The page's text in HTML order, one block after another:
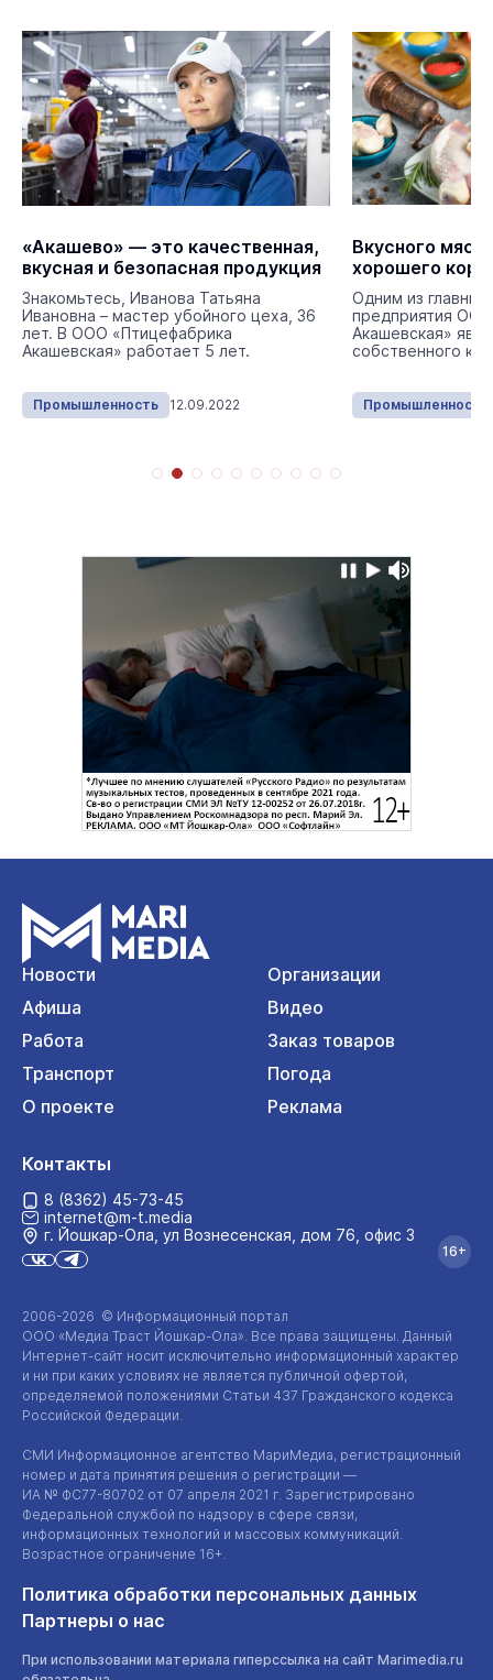
«Акашево» — это качественная,
вкусная и безопасная продукция
Знакомьтесь, Иванова Татьяна
Ивановна – мастер убойного цеха, 36
лет. В ООО «Птицефабрика
Акашевская» работает 5 лет.
Промышленность 12.09.2022
Вкусного
хорошего
Одним из
предприятия
Акашевская»
собственного
Промышленность
Новости
Организации
Афиша
Видео
Работа
Заказ товаров
Транспорт
Погода
О проекте
Реклама
2006-2026 © Информационный портал
ООО «Медиа Траст Йошкар-Ола». Все права защищены. Данный
Интернет-сайт носит исключительно информационный характер
и ни при каких условиях не является публичной офертой,
определяемой положениями Статьи 437 Гражданского кодекса
Российской Федерации.
СМИ Информационное агентство МариМедиа, регистрационный
номер и дата принятия решения о регистрации —
ИА № ФС77-80702 от 07 апреля 2021 г. Зарегистрировано
Федеральной службой по надзору в сфере связи,
информационных технологий и массовых коммуникаций.
Возрастное ограничение 16+.
Политика обработки персональных данных
Партнеры о нас
При использовании материала гиперссылка на сайт Marimedia.ru
Контакты
8 (8362) 45-73-45
internet@m-t.media
г. Йошкар‑Ола, ул Вознесенская, дом 76, офис 3
16+